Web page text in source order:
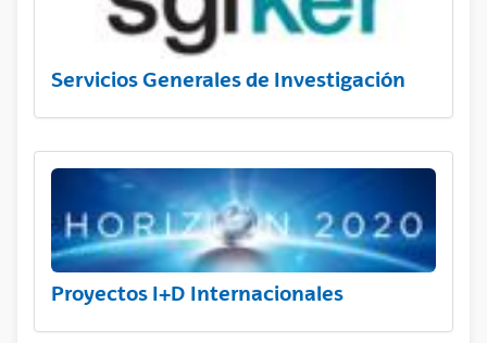
Servicios Generales de Investigación
Proyectos I+D Internacionales